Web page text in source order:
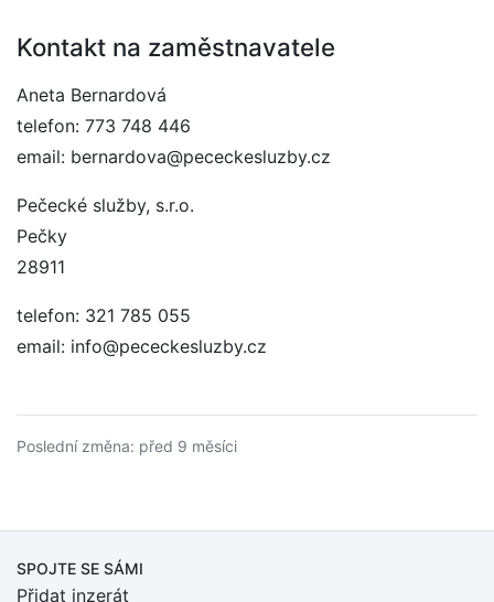
Kontakt na zaměstnavatele
Aneta Bernardová
telefon: 773 748 446
email: bernardova@pececkesluzby.cz
Pečecké služby, s.r.o.
Pečky
28911
telefon: 321 785 055
email: info@pececkesluzby.cz
Poslední změna: před 9 měsíci
SPOJTE SE SÁMI
Přidat inzerát